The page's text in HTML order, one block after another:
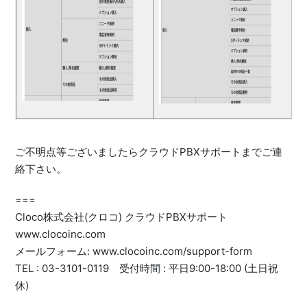
ご不明点等ございましたらクラウドPBXサポートまでご連
絡下さい。
===
Cloco株式会社(クロコ) クラウドPBXサポート
www.clocoinc.com
メールフォーム: www.clocoinc.com/support-form
TEL : 03-3101-0119 受付時間 : 平日9:00-18:00 (土日祝
休)